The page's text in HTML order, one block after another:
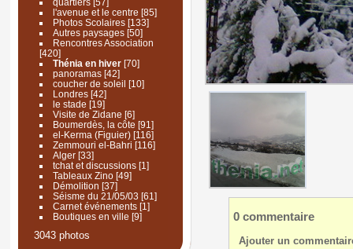
l'avenue et le centre [85]
Photos Scolaires[133]
Autres paysages[50]
Rencontres Association
[420]
Thénia en hiver[70]
panoramas[42]
coucher de soleil [10]
Londres[42]
le stade [19]
Visite de Zidane [6]
Boumerdès, la côte [91]
el-Kerma (Figuier)[116]
Zemmouri el-Bahri [116]
Alger[33]
tchat et discussions[1]
Tableaux Zino[49]
Démolition [37]
Séisme du 21/05/03 [61]
Carnet événements[1]
Boutiques en ville [9]
3043 photos
0 commentaire
Ajouter un